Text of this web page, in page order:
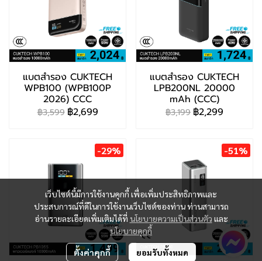
แบตสำรอง CUKTECH
WPB100 (WPB100P
2026) CCC
฿3,599 ฿2,699
แบตสำรอง CUKTECH
LPB200NL 20000
mAh (CCC)
฿3,199 ฿2,299
-29% -51%
เว็บไซต์นี้มีการใช้งานคุกกี้ เพื่อเพิ่มประสิทธิภาพและ
ประสบการณ์ที่ดีในการใช้งานเว็บไซต์ของท่าน ท่านสามารถ
อ่านรายละเอียดเพิ่มเติมได้ที่ นโยบายความเป็นส่วนตัว และ
นโยบายคุกกี้
ตั้งค่าคุกกี้ ยอมรับทั้งหมด